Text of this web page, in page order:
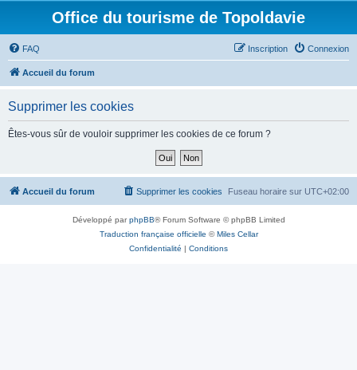
Office du tourisme de Topoldavie
FAQ Connexion
Inscription
Accueil du forum
Supprimer les cookies
Êtes-vous sûr de vouloir supprimer les cookies de ce forum ?
Accueil du forum Fuseau horaire sur UTC+02:00
Supprimer les cookies
Développé parphpBB® Forum Software © phpBB Limited
Traduction française officielle ©Miles Cellar
Confidentialité | Conditions